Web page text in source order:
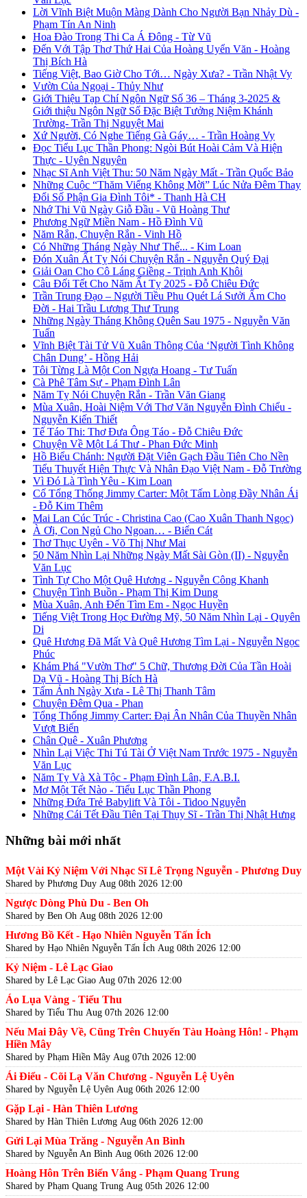
Lời Vĩnh Biệt Muộn Màng Dành Cho Người Bạn Nhảy Dù -
Phạm Tín An Ninh
Hoa Đào Trong Thi Ca Á Đông - Từ Vũ
Đến Với Tập Thơ Thứ Hai Của Hoàng Uyển Văn - Hoàng
Thị Bích Hà
Tiếng Việt, Bao Giờ Cho Tới… Ngày Xưa? - Trần Nhật Vy
Vườn Của Ngoại - Thủy Như
Giới Thiệu Tạp Chí Ngôn Ngữ Số 36 – Tháng 3-2025 &
Giới thiệu Ngôn Ngữ Số Đặc Biệt Tưởng Niệm Khánh
Trường- Trần Thị Nguyệt Mai
Xứ Người, Có Nghe Tiếng Gà Gáy… - Trần Hoàng Vy
Đọc Tiểu Lục Thần Phong: Ngòi Bút Hoài Cảm Và Hiện
Thực - Uyên Nguyên
Nhạc Sĩ Anh Việt Thu: 50 Năm Ngày Mất - Trần Quốc Bảo
Những Cuộc “Thăm Viếng Không Mời” Lúc Nửa Đêm Thay
Đổi Số Phận Gia Đình Tôi* - Thanh Hà CH
Nhớ Thi Vũ Ngày Giỗ Đầu - Vũ Hoàng Thư
Phương Ngữ Miền Nam - Hồ Đình Vũ
Năm Rắn, Chuyện Rắn - Vinh Hồ
Có Những Tháng Ngày Như Thế... - Kim Loan
Đón Xuân Ất Tỵ Nói Chuyện Rắn - Nguyễn Quý Đại
Giải Oan Cho Cô Láng Giềng - Trịnh Anh Khôi
Câu Đối Tết Cho Năm Ất Tỵ 2025 - Đỗ Chiêu Đức
Trần Trung Đạo – Người Tiều Phu Quét Lá Sưởi Ấm Cho
Đời - Hai Trầu Lương Thư Trung
Những Ngày Tháng Không Quên Sau 1975 - Nguyễn Văn
Tuấn
Vĩnh Biệt Tài Tử Vũ Xuân Thông Của ‘Người Tình Không
Chân Dung’ - Hồng Hải
Tôi Từng Là Một Con Ngựa Hoang - Tư Tuấn
Cà Phê Tâm Sự - Phạm Đình Lân
Năm Tỵ Nói Chuyện Rắn - Trần Văn Giang
Mùa Xuân, Hoài Niệm Với Thơ Văn Nguyễn Đình Chiểu -
Nguyễn Kiến Thiết
Tế Táo Thi: Thơ Đưa Ông Táo - Đỗ Chiêu Đức
Chuyện Về Một Lá Thư - Phan Đức Minh
Hồ Biểu Chánh: Người Đặt Viên Gạch Đầu Tiên Cho Nền
Tiểu Thuyết Hiện Thực Và Nhân Đạo Việt Nam - Đỗ Trường
Vì Đó Là Tình Yêu - Kim Loan
Cố Tổng Thống Jimmy Carter: Một Tấm Lòng Đầy Nhân Ái
- Đỗ Kim Thêm
Mai Lan Cúc Trúc - Christina Cao (Cao Xuân Thanh Ngọc)
À Ơi, Con Ngủ Cho Ngoan… - Biển Cát
Thơ Thục Uyên - Võ Thị Như Mai
50 Năm Nhìn Lại Những Ngày Mất Sài Gòn (II) - Nguyễn
Văn Lục
Tình Tự Cho Một Quê Hương - Nguyễn Công Khanh
Chuyện Tình Buồn - Phạm Thị Kim Dung
Mùa Xuân, Anh Đến Tìm Em - Ngọc Huyền
Tiếng Việt Trong Học Đường Mỹ, 50 Năm Nhìn Lại - Quyên
Di
Quê Hương Đã Mất Và Quê Hương Tìm Lại - Nguyễn Ngọc
Phúc
Khám Phá "Vườn Thơ" 5 Chữ, Thương Đời Của Tần Hoài
Dạ Vũ - Hoàng Thị Bích Hà
Tấm Ảnh Ngày Xưa - Lê Thị Thanh Tâm
Chuyện Đêm Qua - Phan
Tổng Thống Jimmy Carter: Đại Ân Nhân Của Thuyền Nhân
Vượt Biển
Chân Quê - Xuân Phương
Nhìn Lại Việc Thi Tú Tài Ở Việt Nam Trước 1975 - Nguyễn
Văn Lục
Năm Tỵ Và Xà Tộc - Phạm Đình Lân, F.A.B.I.
Mơ Một Tết Nào - Tiểu Lục Thần Phong
Những Đứa Trẻ Babylift Và Tôi - Tidoo Nguyễn
Những Cái Tết Đầu Tiên Tại Thụy Sĩ - Trần Thị Nhật Hưng
Những bài mới nhất
Một Vài Kỷ Niệm Với Nhạc Sĩ Lê Trọng Nguyễn - Phương Duy
Shared by Phương Duy Aug 08th 2026 12:00
Ngược Dòng Phù Du - Ben Oh
Shared by Ben Oh Aug 08th 2026 12:00
Hương Bồ Kết - Hạo Nhiên Nguyễn Tấn Ích
Shared by Hạo Nhiên Nguyễn Tấn Ích Aug 08th 2026 12:00
Kỷ Niệm - Lê Lạc Giao
Shared by Lê Lạc Giao Aug 07th 2026 12:00
Áo Lụa Vàng - Tiểu Thu
Shared by Tiểu Thu Aug 07th 2026 12:00
Nếu Mai Đây Về, Cũng Trên Chuyến Tàu Hoàng Hôn! - Phạm
Hiền Mây
Shared by Phạm Hiền Mây Aug 07th 2026 12:00
Ái Điểu - Cõi Lạ Văn Chương - Nguyễn Lệ Uyên
Shared by Nguyễn Lệ Uyên Aug 06th 2026 12:00
Gặp Lại - Hàn Thiên Lương
Shared by Hàn Thiên Lương Aug 06th 2026 12:00
Gửi Lại Mùa Trăng - Nguyễn An Bình
Shared by Nguyễn An Bình Aug 06th 2026 12:00
Hoàng Hôn Trên Biển Vắng - Phạm Quang Trung
Shared by Phạm Quang Trung Aug 05th 2026 12:00